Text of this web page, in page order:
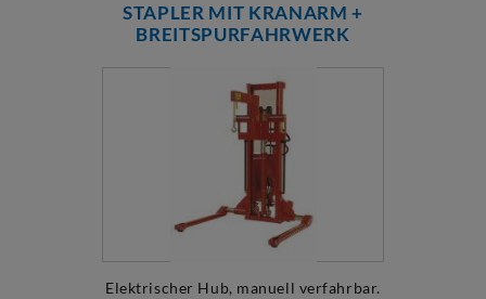
STAPLER MIT KRANARM +
BREITSPURFAHRWERK
Elektrischer Hub, manuell verfahrbar.